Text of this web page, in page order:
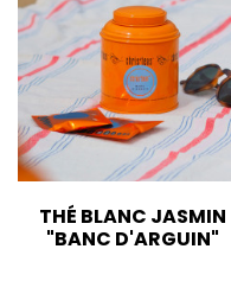
THÉ BLANC JASMIN
"BANC D'ARGUIN"